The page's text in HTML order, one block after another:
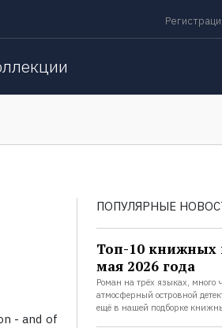
- and of
ПОПУЛЯРНЫЕ
Топ-10 книжных
мая 2026 года
Роман на трёх языках, много
атмосферный островной
ещё в нашей подборке